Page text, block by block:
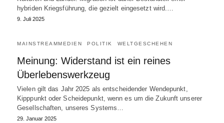
hybriden Kriegsführung, die gezielt eingesetzt wird.…
9. Juli 2025
MAINSTREAMMEDIEN POLITIK WELTGESCHEHEN
Meinung: Widerstand ist ein reines
Überlebenswerkzeug
Vielen gilt das Jahr 2025 als entscheidender Wendepunkt,
Kipppunkt oder Scheidepunkt, wenn es um die Zukunft unserer
Gesellschaften, unseres Systems…
29. Januar 2025